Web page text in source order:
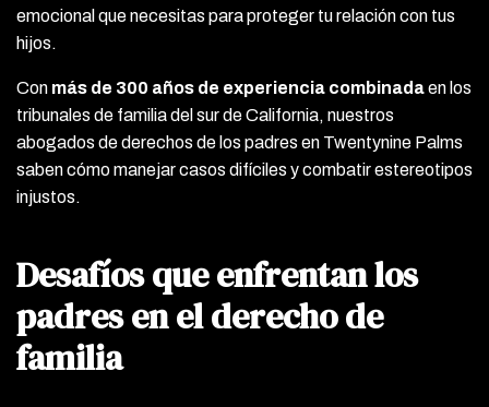
emocional que necesitas para proteger tu relación con tus
hijos.
Con más de 300 años de experiencia combinadaen los
tribunales de familia del sur de California, nuestros
abogados de derechos de los padres en Twentynine Palms
saben cómo manejar casos difíciles y combatir estereotipos
injustos.
Desafíos que enfrentan los
padres en el derecho de
familia